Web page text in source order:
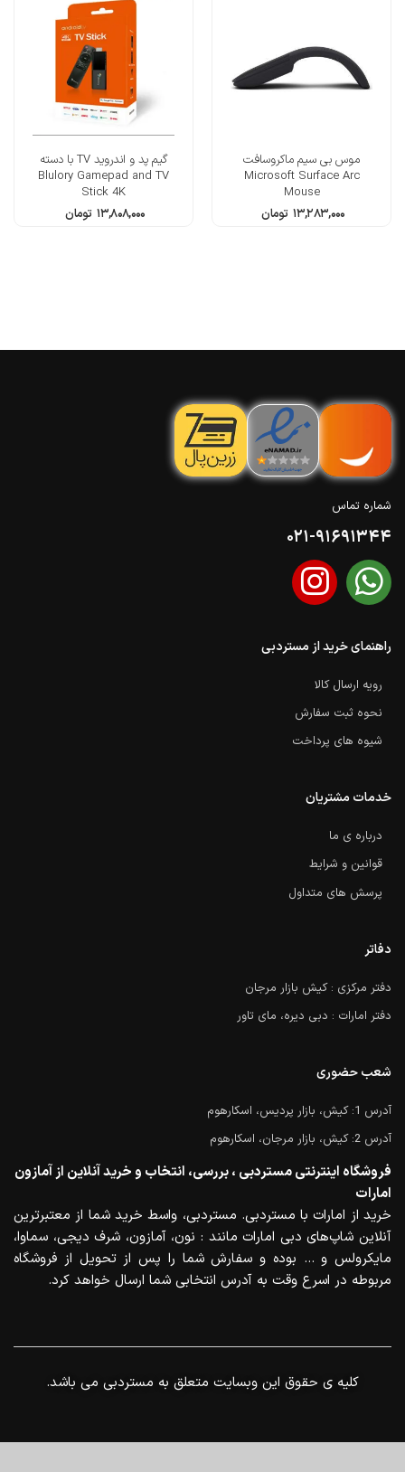
موس بی سیم ماکروسافت
Microsoft Surface Arc
Mouse
۱۳,۲۸۳,۰۰۰ تومان
گیم پد و اندروید TV با دسته
Blulory Gamepad and TV
Stick 4K
۱۳,۸۰۸,۰۰۰ تومان
شماره تماس
021-91691344
راهنمای خرید از مستردبی
رویه ارسال کالا
نحوه ثبت سفارش
شیوه های پرداخت
خدمات مشتریان
درباره ی ما
قوانین و شرایط
پرسش های متداول
دفاتر
دفتر مرکزی : کیش بازار مرجان
دفتر امارات : دبی دیره، مای تاور
شعب حضوری
آدرس 1: کیش، بازار پردیس، اسکارهوم
آدرس 2: کیش، بازار مرجان، اسکارهوم
فروشگاه اینترنتی مستردبی ، بررسی، انتخاب و خرید آنلاین از آمازون
امارات
خرید از امارات با مستردبی. مستردبی، واسط خرید شما از معتبرترین
آنلاین شاپ‌های دبی امارات مانند : نون، آمازون، شرف دیجی، سماوا،
مایکرولس و … بوده و سفارش شما را پس از تحویل از فروشگاه
مربوطه در اسرع وقت به آدرس انتخابی شما ارسال خواهد کرد.
.کلیه ی حقوق این وبسایت متعلق به مستردبی می باشد